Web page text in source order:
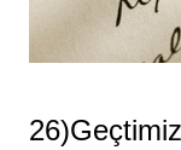
26)Geçtimiz